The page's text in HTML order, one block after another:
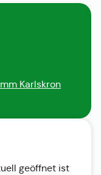
Karlskron
geöffnet ist